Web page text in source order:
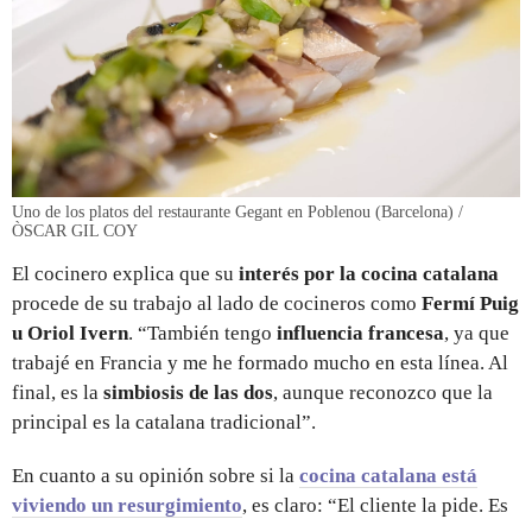
Uno de los platos del restaurante Gegant en Poblenou (Barcelona) /
ÒSCAR GIL COY
El cocinero explica que su interés por la cocina catalana
procede de su trabajo al lado de cocineros como Fermí Puig
u Oriol Ivern. “También tengo influencia francesa, ya que
trabajé en Francia y me he formado mucho en esta línea. Al
final, es la simbiosis de las dos, aunque reconozco que la
principal es la catalana tradicional”.
En cuanto a su opinión sobre si la cocina catalana está
viviendo un resurgimiento, es claro: “El cliente la pide. Es